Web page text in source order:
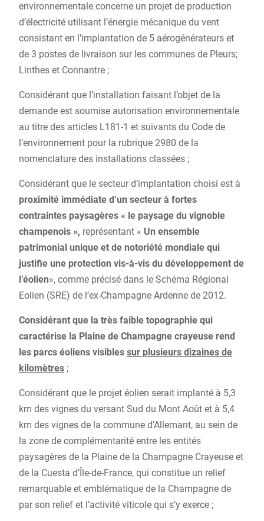
environnementale concerne un projet de production
d’électricité utilisant l’énergie mécanique du vent
consistant en l’implantation de 5 aérogénérateurs et
de 3 postes de livraison sur les communes de Pleurs;
Linthes et Connantre ;
Considérant que l’installation faisant l’objet de la
demande est soumise autorisation environnementale
au titre des articles L181-1 et suivants du Code de
l’environnement pour la rubrique 2980 de la
nomenclature des installations classées ;
Considérant que le secteur d’implantation choisi est à
proximité immédiate d’un secteur à fortes
contraintes paysagères « le paysage du vignoble
champenois », représentant « Un ensemble
patrimonial unique et de notoriété mondiale qui
justifie une protection vis-à-vis du développement de
l’éolien», comme précisé dans le Schéma Régional
Eolien (SRE) de l’ex-Champagne Ardenne de 2012.
Considérant que la très faible topographie qui
caractérise la Plaine de Champagne crayeuse rend
les parcs éoliens visibles sur plusieurs dizaines de
kilomètres;
Considérant que le projet éolien serait implanté à 5,3
km des vignes du versant Sud du Mont Août et à 5,4
km des vignes de la commune d’Allemant, au sein de
la zone de complémentarité entre les entités
paysagères de la Plaine de la Champagne Crayeuse et
de la Cuesta d’Île-de-France, qui constitue un relief
remarquable et emblématique de la Champagne de
par son relief et l’activité viticole qui s’y exerce ;